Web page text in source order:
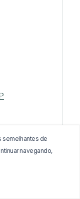
semelhantes de
navegando,